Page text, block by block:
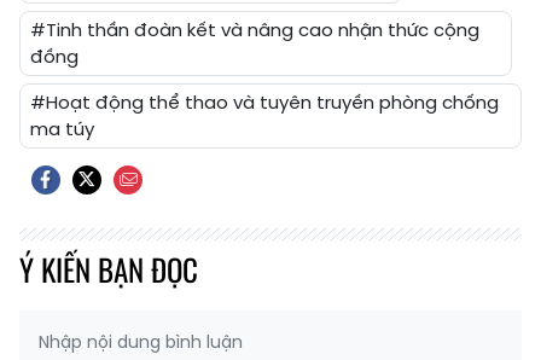
#Tinh thần đoàn kết và nâng cao nhận thức cộng
đồng
#Hoạt động thể thao và tuyên truyền phòng chống
ma túy
Ý KIẾN BẠN ĐỌC